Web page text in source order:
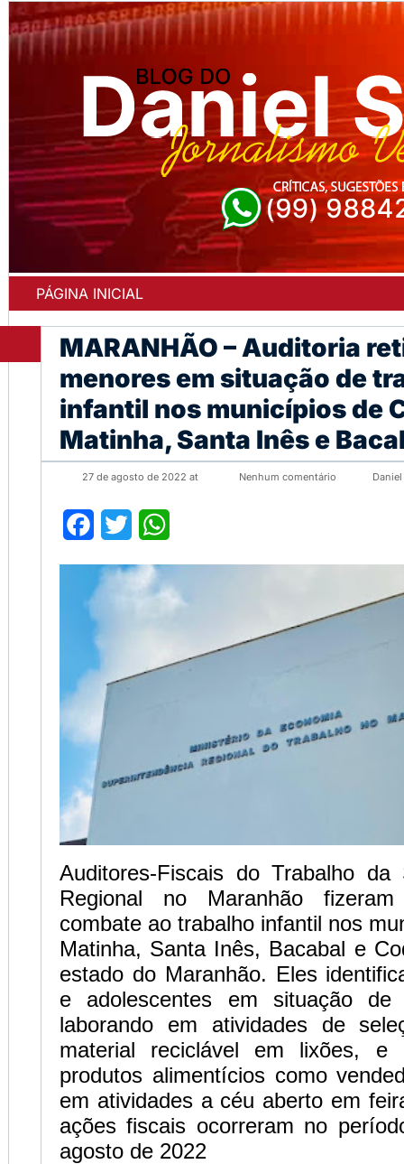
PÁGINA INICIAL
MARANHÃO – Auditoria
menores em situação de
infantil nos municípios de
Matinha, Santa Inês e
27 de agosto de 2022 at Nenhum comentário
Facebook
Twitter
Auditores-Fiscais do Trabalho da
Regional no Maranhão
combate ao trabalho infantil nos
Matinha, Santa Inês, Bacabal e
estado do Maranhão. Eles
e adolescentes em situação de
laborando em atividades de
material reciclável em lixões, e
produtos alimentícios como
em atividades a céu aberto em
ações fiscais ocorreram no
agosto de 2022